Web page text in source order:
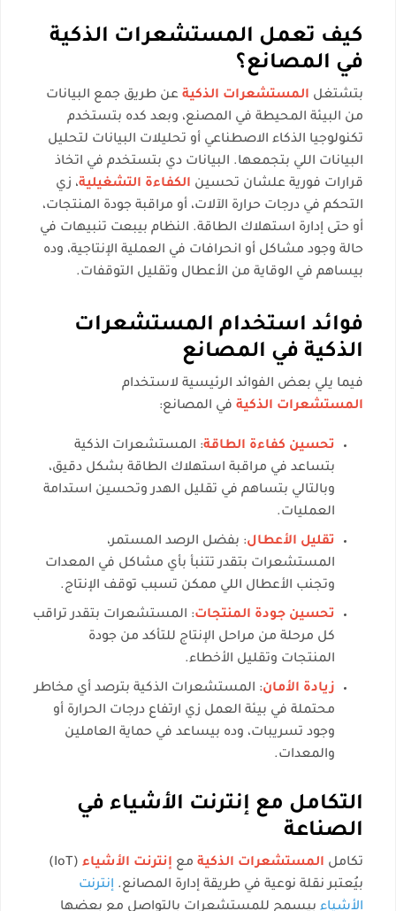
كيف تعمل المستشعرات الذكية
في المصانع؟
بتشتغل المستشعرات الذكية عن طريق جمع البيانات
من البيئة المحيطة في المصنع، وبعد كده بتستخدم
تكنولوجيا الذكاء الاصطناعي أو تحليلات البيانات لتحليل
البيانات اللي بتجمعها. البيانات دي بتستخدم في اتخاذ
قرارات فورية علشان تحسين الكفاءة التشغيلية، زي
التحكم في درجات حرارة الآلات، أو مراقبة جودة المنتجات،
أو حتى إدارة استهلاك الطاقة. النظام بيبعت تنبيهات في
حالة وجود مشاكل أو انحرافات في العملية الإنتاجية، وده
بيساهم في الوقاية من الأعطال وتقليل التوقفات.
فوائد استخدام المستشعرات
الذكية في المصانع
فيما يلي بعض الفوائد الرئيسية لاستخدام
المستشعرات الذكية في المصانع:
تحسين كفاءة الطاقة: المستشعرات الذكية
بتساعد في مراقبة استهلاك الطاقة بشكل دقيق،
وبالتالي بتساهم في تقليل الهدر وتحسين استدامة
العمليات.
تقليل الأعطال: بفضل الرصد المستمر،
المستشعرات بتقدر تتنبأ بأي مشاكل في المعدات
وتجنب الأعطال اللي ممكن تسبب توقف الإنتاج.
تحسين جودة المنتجات: المستشعرات بتقدر تراقب
كل مرحلة من مراحل الإنتاج للتأكد من جودة
المنتجات وتقليل الأخطاء.
زيادة الأمان: المستشعرات الذكية بترصد أي مخاطر
محتملة في بيئة العمل زي ارتفاع درجات الحرارة أو
وجود تسريبات، وده بيساعد في حماية العاملين
والمعدات.
التكامل مع إنترنت الأشياء في
الصناعة
تكامل المستشعرات الذكية مع إنترنت الأشياء
(IoT)
بيُعتبر نقلة نوعية في طريقة إدارة المصانع. إنترنت
الأشياء بيسمح للمستشعرات بالتواصل مع بعضها